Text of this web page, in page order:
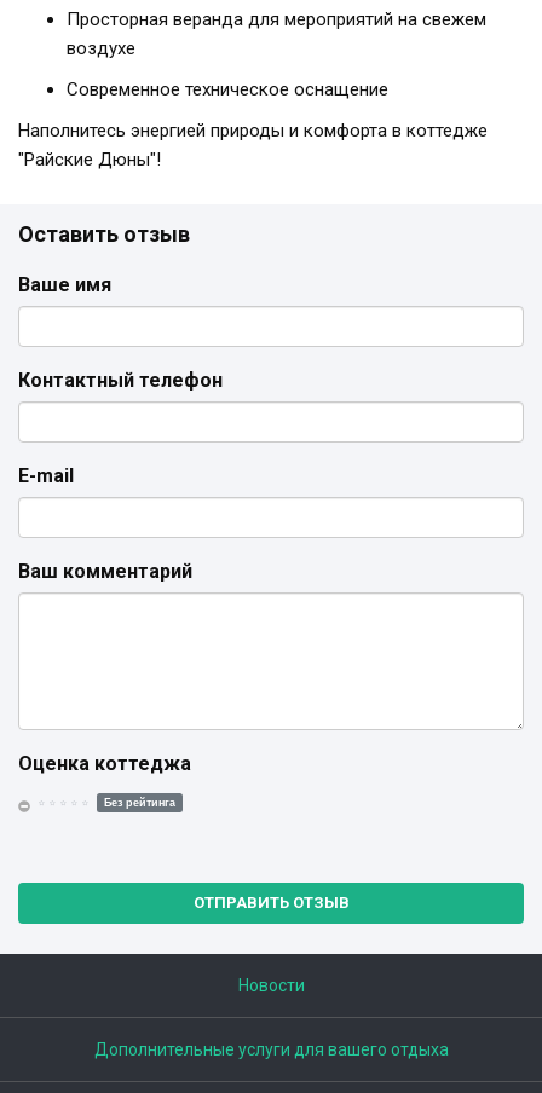
Просторная веранда для мероприятий на свежем
воздухе
Современное техническое оснащение
Наполнитесь энергией природы и комфорта в коттедже
"Райские Дюны"!
Оставить отзыв
Ваше имя
Контактный телефон
E-mail
Ваш комментарий
Оценка коттеджа
Без рейтинга
ОТПРАВИТЬ ОТЗЫВ
Новости
Дополнительные услуги для вашего отдыха